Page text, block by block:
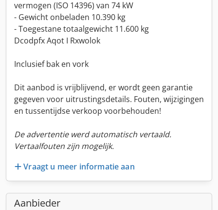
vermogen (ISO 14396) van 74 kW
- Gewicht onbeladen 10.390 kg
- Toegestane totaalgewicht 11.600 kg
Dcodpfx Aqot I Rxwolok
Inclusief bak en vork
Dit aanbod is vrijblijvend, er wordt geen garantie
gegeven voor uitrustingsdetails. Fouten, wijzigingen
en tussentijdse verkoop voorbehouden!
De advertentie werd automatisch vertaald.
Vertaalfouten zijn mogelijk.
Vraagt u meer informatie aan
Aanbieder